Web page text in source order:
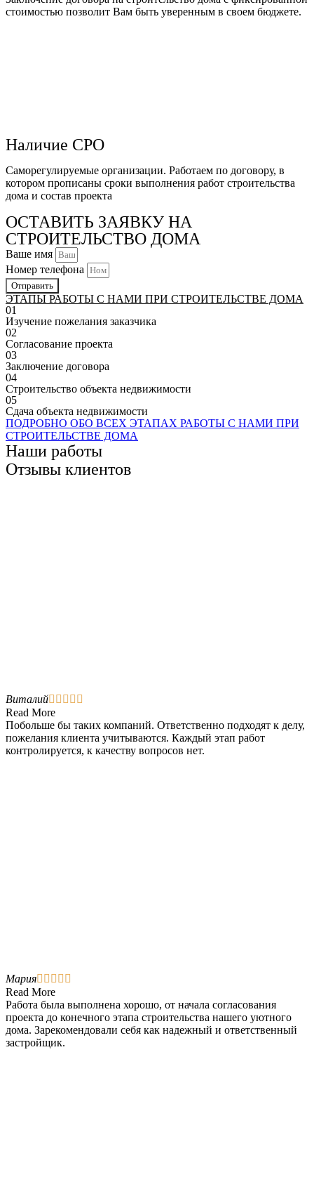
стоимостью позволит Вам быть уверенным в своем бюджете.
Наличие СРО
Саморегулируемые организации. Работаем по договору, в
котором прописаны сроки выполнения работ строительства
дома и состав проекта
ОСТАВИТЬ ЗАЯВКУ НА
СТРОИТЕЛЬСТВО ДОМА
Ваше имя
Номер телефона
Отправить
ЭТАПЫ РАБОТЫ С НАМИ ПРИ СТРОИТЕЛЬСТВЕ ДОМА
01
Изучение пожелания заказчика
02
Согласование проекта
03
Заключение договора
04
Строительство объекта недвижимости
05
Сдача объекта недвижимости
ПОДРОБНО ОБО ВСЕХ ЭТАПАХ РАБОТЫ С НАМИ ПРИ
СТРОИТЕЛЬСТВЕ ДОМА
Наши работы
Отзывы клиентов
Виталий    
Read More
Побольше бы таких компаний. Ответственно подходят к делу,
пожелания клиента учитываются. Каждый этап работ
контролируется, к качеству вопросов нет.
Мария    
Read More
Работа была выполнена хорошо, от начала согласования
проекта до конечного этапа строительства нашего уютного
дома. Зарекомендовали себя как надежный и ответственный
застройщик.